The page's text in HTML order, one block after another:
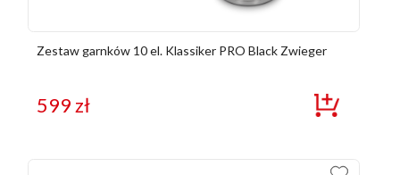
Zestaw garnków 10 el. Klassiker PRO Black Zwieger
599zł